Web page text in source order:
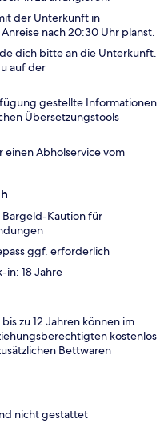
der Unterkunft in
nach 20:30 Uhr planst.
dich bitte an die Unterkunft.
auf der
gestellte Informationen
Übersetzungstools
Abholservice vom
Kaution für
ggf. erforderlich
in: 18 Jahre
zu 12 Jahren können im
kostenlos
Bettwaren
nicht gestattet